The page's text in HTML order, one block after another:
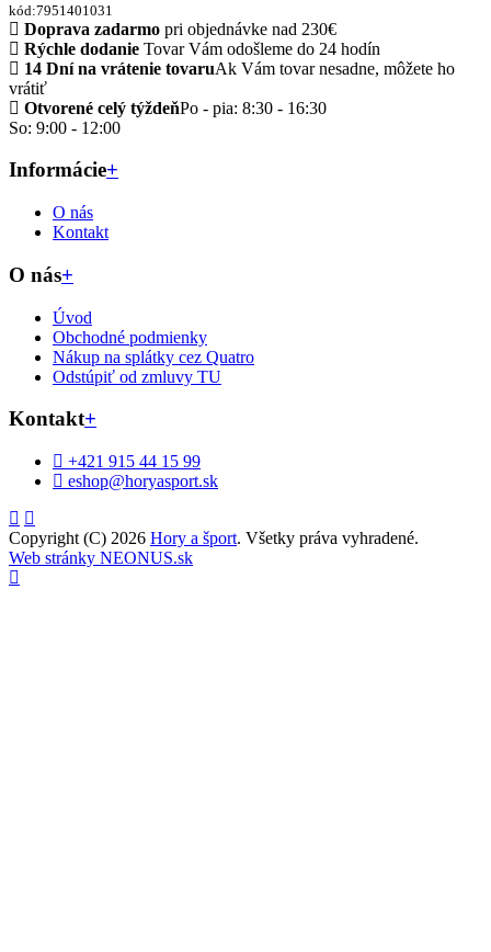
kód:7951401031
Doprava zadarmo pri objednávke nad 230€
Rýchle dodanie Tovar Vám odošleme do 24 hodín
14 Dní na vrátenie tovaruAk Vám tovar nesadne, môžete ho
vrátiť
Otvorené celý týždeňPo - pia: 8:30 - 16:30
So: 9:00 - 12:00
Informácie+
O nás
Kontakt
O nás+
Úvod
Obchodné podmienky
Nákup na splátky cez Quatro
Odstúpiť od zmluvy TU
Kontakt+
+421 915 44 15 99
eshop@horyasport.sk
Copyright (C) 2026 Hory a šport. Všetky práva vyhradené.
Web stránky NEONUS.sk